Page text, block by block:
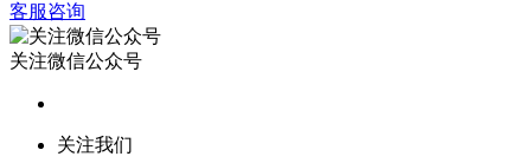
客服咨询
关注微信公众号
关注我们